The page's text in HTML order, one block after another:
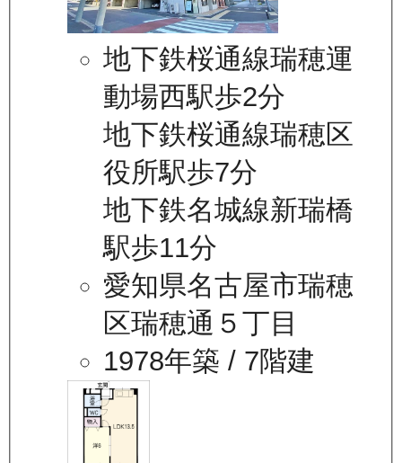
地下鉄桜通線瑞穂運
動場西駅歩2分
地下鉄桜通線瑞穂区
役所駅歩7分
地下鉄名城線新瑞橋
駅歩11分
愛知県名古屋市瑞穂
区瑞穂通５丁目
1978年築 / 7階建